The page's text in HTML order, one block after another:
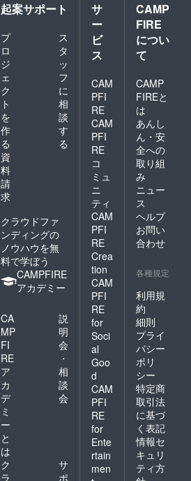
起案サポート
プ
ロ
ジ
ェ
ク
ト
を
作
る
ス
タ
ッ
フ
に
相
談
す
る
資
料
請
求
クラウドファ
ンディングの
ノウハウを無
料で学ぼう
CAMPFIRE
アカデミー
CA
MP
FI
RE
ア
カ
デ
ミ
ー
と
は
説
明
会
・
相
談
会
ク
ラ
サ
ポ
サ
ー
ビ
ス
CAM
PFI
RE
CAM
PFI
RE
コ
ミュ
ニ
ティ
CAM
PFI
RE
Crea
tion
CAM
PFI
RE
for
Soci
al
Goo
d
CAM
PFI
RE
for
Ente
rtain
men
CAMP
FIRE
につい
て
CAMP
FIREと
は
あんし
ん・安
全への
取り組
み
ニュー
ス
ヘルプ
お問い
合わせ
各種規定
利用規
約
細則
プライ
バシー
ポリ
シー
特定商
取引法
に基づ
く表記
情報セ
キュリ
ティ方